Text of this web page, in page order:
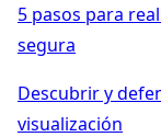
5 pasos para
segura
Descubrir y
visualización